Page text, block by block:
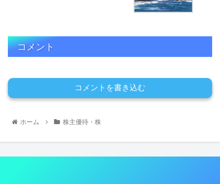
コメント
コメントを書き込む
ホーム 株主優待・株